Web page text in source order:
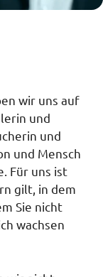
wir uns auf
und
und
und Mensch
Für uns ist
gilt, in dem
Sie nicht
wachsen